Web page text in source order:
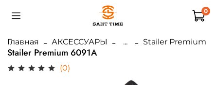
0
Главная АКСЕССУАРЫ ... Stailer Premium
Stailer Premium 6091A
(0)